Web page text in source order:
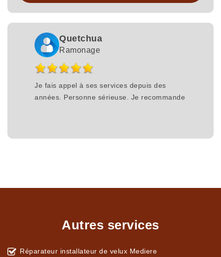
Quetchua
Ramonage
Je fais appel à ses services depuis des
années. Personne sérieuse. Je recommande
Autres services
Réparateur installateur de velux Mediere